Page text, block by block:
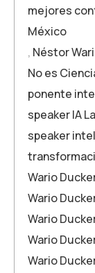
mejores
México
, Néstor
No es
ponente
speaker IA
speaker
Wario
Wario
Wario
Wario
Wario